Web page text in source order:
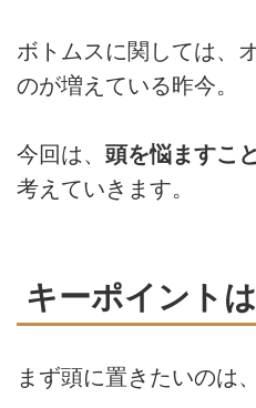
ボトムスに関しては、
のが増えている昨今。
今回は、 頭を悩ますこ
考えていきます。
キーポイント
まず頭に置きたいのは